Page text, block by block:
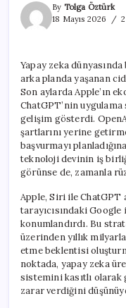
By Tolga Öztürk
18 Mayıs 2026
Yapay zeka
arka planda yaşanan
Son aylarda Apple’ın
ChatGPT’nin
gelişim gösterdi.
şartlarını yerine
başvurmayı
teknoloji devinin iş
görünse de, zamanla
Apple, Siri ile ChatGPT
tarayıcısındaki
konumlandırdı. Bu
üzerinden yıllık
etme beklentisi
noktada, yapay zeka
sistemini kasıtlı
zarar verdiğini